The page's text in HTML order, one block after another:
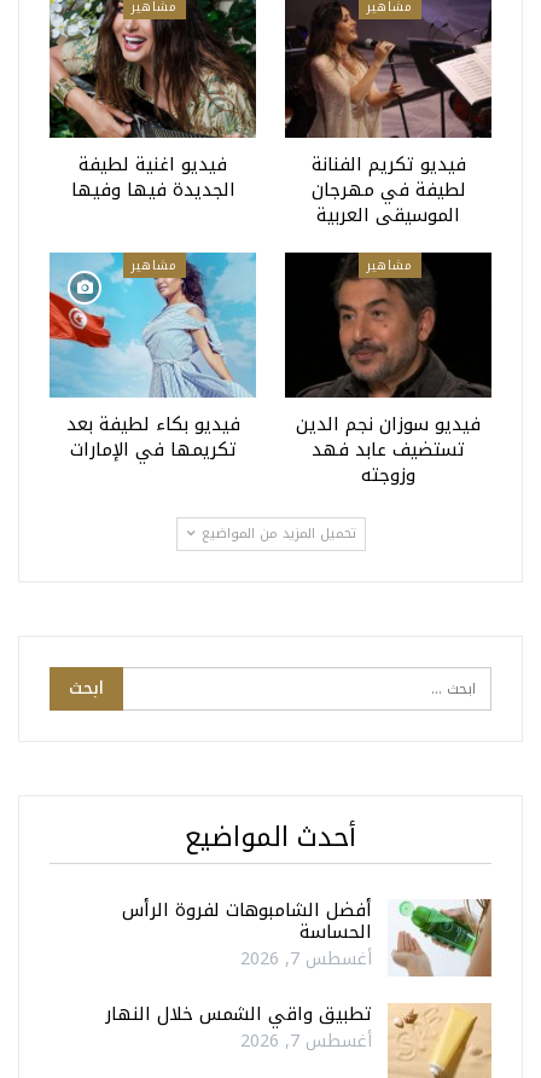
مشاهير
فيديو تكريم الفنانة
لطيفة في مهرجان
الموسيقى العربية
مشاهير
فيديو اغنية لطيفة
الجديدة فيها وفيها
مشاهير
فيديو سوزان نجم الدين
تستضيف عابد فهد
وزوجته
مشاهير
فيديو بكاء لطيفة بعد
تكريمها في الإمارات
تحميل المزيد من المواضيع
أحدث المواضيع
أفضل الشامبوهات لفروة الرأس
الحساسة
أغسطس 7, 2026
تطبيق واقي الشمس خلال النهار
أغسطس 7, 2026